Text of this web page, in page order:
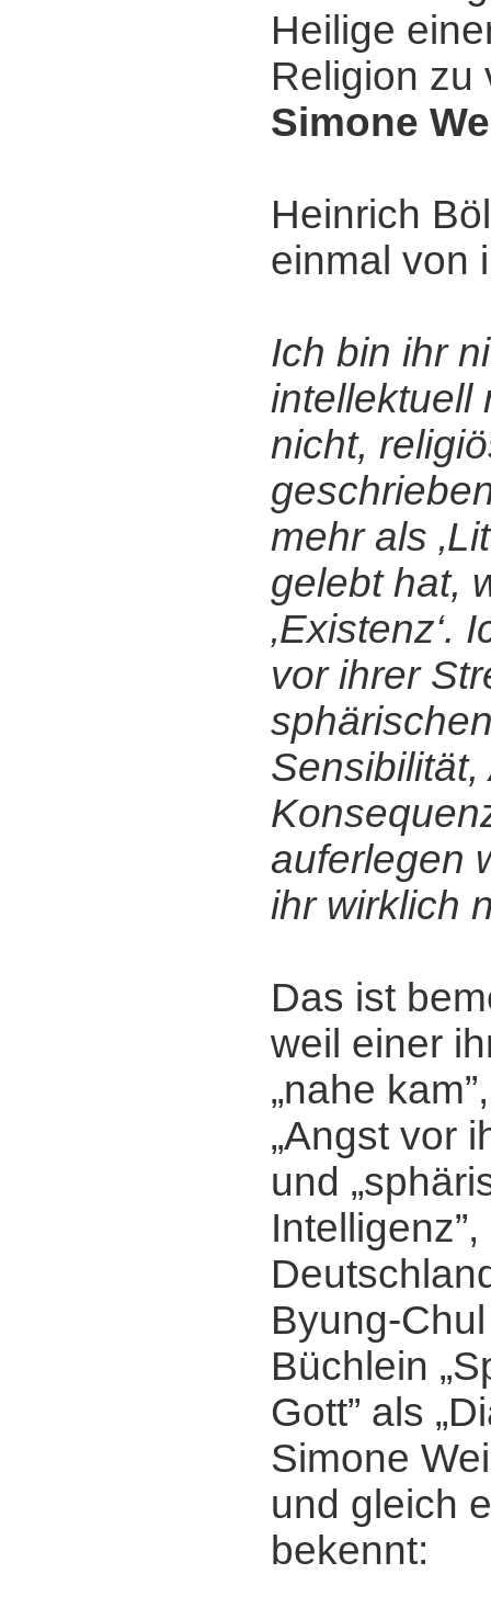
Heilige
Religion zu
Simone
Heinrich
einmal von
Ich bin ihr
intellektuell
nicht,
mehr als
gelebt hat,
‚Existenz‘.
vor ihrer
auferlegen
ihr wirklich
Das ist
weil einer
„nahe
„Angst vor
und
Byung-
Büchlein
Gott” als
Simone
und gleich
bekennt: